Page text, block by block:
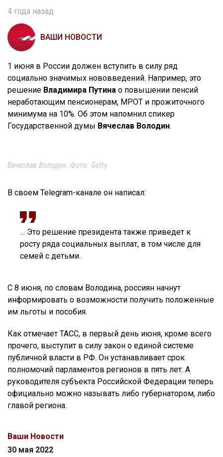
4 года назад
ВАШИ НОВОСТИ
1 июня в России должен вступить в силу ряд
социально значимых нововведений. Например, это
решение Владимира Путина о повышении пенсий
неработающим пенсионерам, МРОТ и прожиточного
минимума на 10%. Об этом напомнил спикер
Государственной думы Вячеслав Володин.
Вячеслав Володин. Фото: Getty
В своем Telegram-канале он написал:
… Это решение президента также приведет к
росту ряда социальных выплат, в том числе для
семей с детьми.
С 8 июня, по словам Володина, россиян начнут
информировать о возможности получить положенные
им льготы и пособия.
Как отмечает ТАСС, в первый день июня, кроме всего
прочего, выступит в силу закон о единой системе
публичной власти в РФ. Он устанавливает срок
полномочий парламентов регионов в пять лет. А
руководителя субъекта Российской Федерации теперь
официально можно называть либо губернатором, либо
главой региона.
Ваши Новости
30 мая 2022